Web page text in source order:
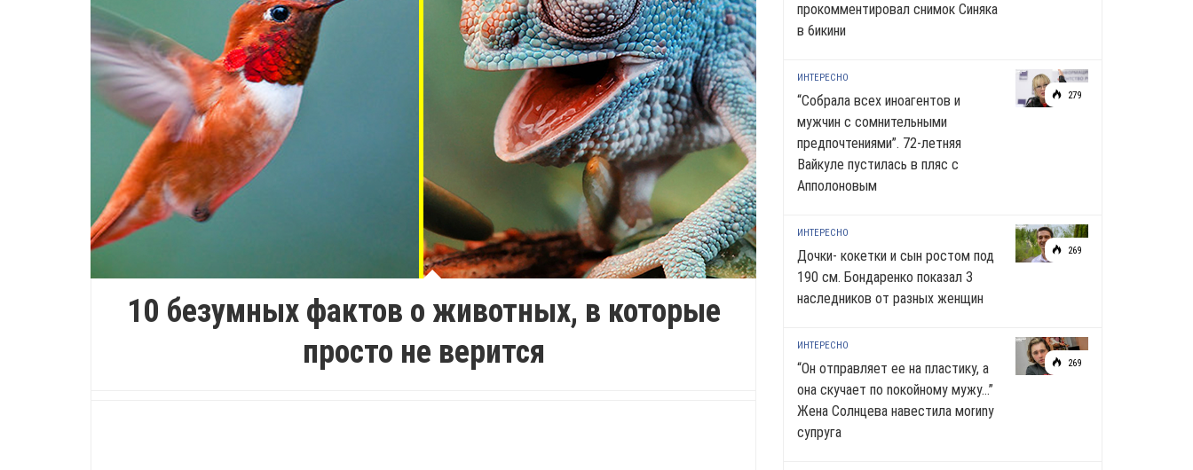
10 безумных фактов о животных, в которые
просто не верится
прокомментировал снимок Синяка
в 6икини
279
ИНТЕРЕСНО
“Собрала всех иноагентов и
мужчин с сомнительными
предпочтениями”. 72-летняя
Вайкуле пустилась в пляс с
Апполоновым
269
ИНТЕРЕСНО
Дочки- кокетки и сын ростом под
190 см. Бондаренко показал 3
наследников от разных женщин
269
ИНТЕРЕСНО
“Он отправляет ее на пластику, а
она скучает по noкoйномy мужу…”
Жена Солнцева навестила моrиnу
супруга